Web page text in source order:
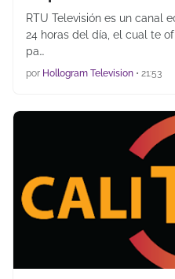
RTU Televisión es un canal
24 horas del día, el cual te
pa…
por Hollogram Television • 21:53